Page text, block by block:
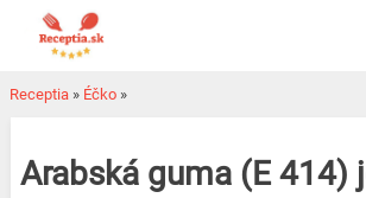
Receptia » Éčko »
Arabská guma (E 414) je typom